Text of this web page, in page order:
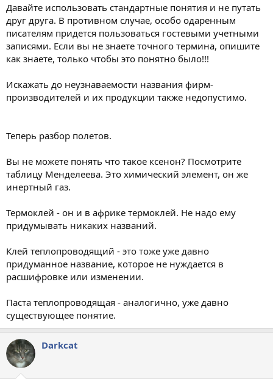
Давайте использовать стандартные понятия и не путать
друг друга. В противном случае, особо одаренным
писателям придется пользоваться гостевыми учетными
записями. Если вы не знаете точного термина, опишите
как знаете, только чтобы это понятно было!!!
Искажать до неузнаваемости названия фирм-
производителей и их продукции также недопустимо.
Теперь разбор полетов.
Вы не можете понять что такое ксенон? Посмотрите
таблицу Менделеева. Это химический элемент, он же
инертный газ.
Термоклей - он и в африке термоклей. Не надо ему
придумывать никаких названий.
Клей теплопроводящий - это тоже уже давно
придуманное название, которое не нуждается в
расшифровке или изменении.
Паста теплопроводящая - аналогично, уже давно
существующее понятие.
Darkcat